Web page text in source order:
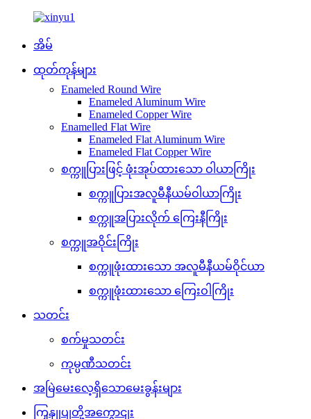
အိမ်
ထုတ်ကုန်များ
Enameled Round Wire
Enameled Aluminum Wire
Enameled Copper Wire
Enamelled Flat Wire
Enameled Flat Aluminum Wire
Enameled Flat Copper Wire
စက္ကူပြားဖြင့် ဖုံးအုပ်ထားသော ဝါယာကြိုး
စက္ကူပြားအလူမီနီယမ်ဝါယာကြိုး
စက္ကူအပြားလိုက် ကြေးနီကြိုး
စက္ကူအဝိုင်းကြိုး
စက္ကူဖုံးထားသော အလူမီနီယမ်ဝိုင်ယာ
စက္ကူဖုံးထားသော ကြေးဝါကြိုး
သတင်း
စက်မှုသတင်း
ကုမ္ပဏီသတင်း
အမြဲမေးလေ့ရှိသောမေးခွန်းများ
ကြှနျုပျတို့အကွောငျး